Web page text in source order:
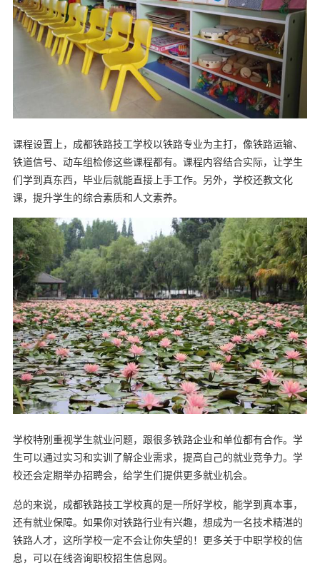
课程设置上，成都铁路技工学校以铁路专业为主打，像铁路运输、
铁道信号、动车组检修这些课程都有。课程内容结合实际，让学生
们学到真东西，毕业后就能直接上手工作。另外，学校还教文化
课，提升学生的综合素质和人文素养。
学校特别重视学生就业问题，跟很多铁路企业和单位都有合作。学
生可以通过实习和实训了解企业需求，提高自己的就业竞争力。学
校还会定期举办招聘会，给学生们提供更多就业机会。
总的来说，成都铁路技工学校真的是一所好学校，能学到真本事，
还有就业保障。如果你对铁路行业有兴趣，想成为一名技术精湛的
铁路人才，这所学校一定不会让你失望的！更多关于中职学校的信
息，可以在线咨询职校招生信息网。